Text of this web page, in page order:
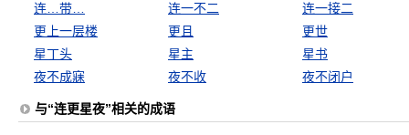
连…带… 连一不二
连一接二
更上一层楼
更且
更世
星丁头
星主
星书
夜不成寐
夜不收 夜不闭户
与“连更星夜”相关的成语